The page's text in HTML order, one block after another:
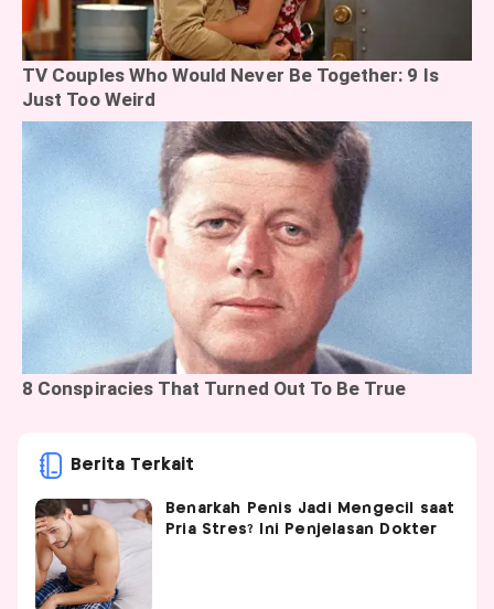
Berita Terkait
Benarkah Penis Jadi Mengecil saat
Pria Stres? Ini Penjelasan Dokter